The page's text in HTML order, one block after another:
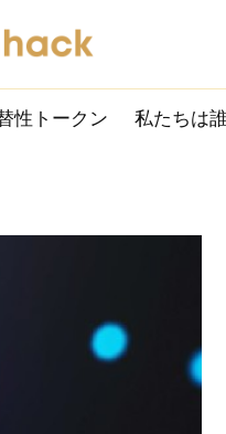
性トークン 私たちは